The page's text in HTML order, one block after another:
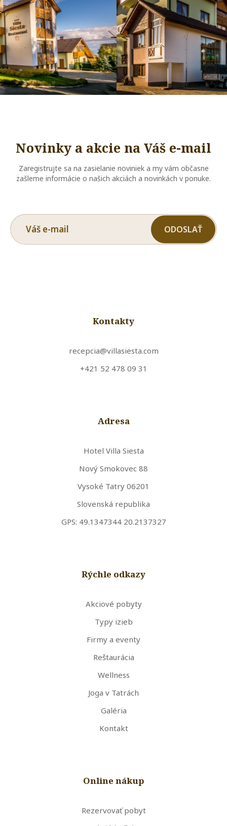
Novinky a akcie na Váš e-mail
Zaregistrujte sa na zasielanie noviniek a my vám občasne
zašleme informácie o našich akciách a novinkách v ponuke.
ODOSLAŤ
Kontakty
recepcia@villasiesta.com
+421 52 478 09 31
Adresa
Hotel Villa Siesta
Nový Smokovec 88
Vysoké Tatry 06201
Slovenská republika
GPS: 49.1347344 20.2137327
Rýchle odkazy
Akciové pobyty
Typy izieb
Firmy a eventy
Reštaurácia
Wellness
Joga v Tatrách
Galéria
Kontakt
Online nákup
Rezervovať pobyt